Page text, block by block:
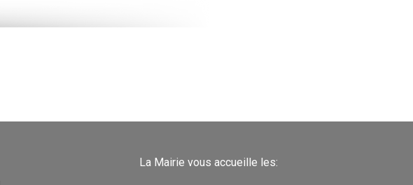
La Mairie vous accueille les: